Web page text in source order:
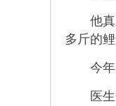
他真正
多斤的
今年3
医生告